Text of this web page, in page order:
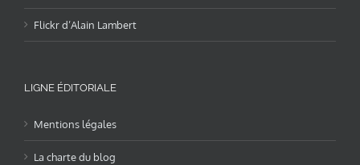
Flickr d’Alain Lambert
LIGNE ÉDITORIALE
Mentions légales
La charte du blog